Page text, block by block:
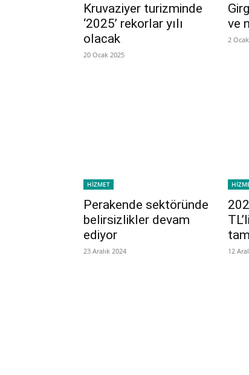
Kruvaziyer turizminde
‘2025’ rekorlar yılı
olacak
20 Ocak 2025
ve
2
HİZMET
Perakende sektöründe
belirsizlikler devam
ediyor
23 Aralık 2024 12